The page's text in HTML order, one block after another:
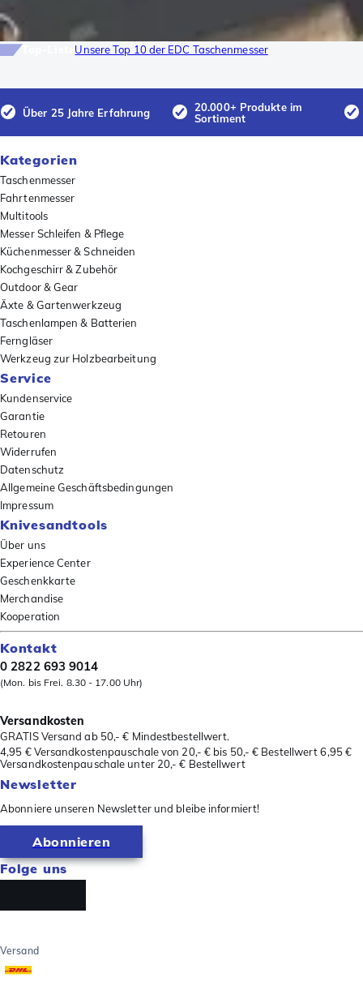
Unsere Top 10 der EDC Taschenmesser
Über 25 Jahre Erfahrung
20.000+ Produkte im
Sortiment
Kategorien
Taschenmesser
Fahrtenmesser
Multitools
Messer Schleifen & Pflege
Küchenmesser & Schneiden
Kochgeschirr & Zubehör
Outdoor & Gear
Äxte & Gartenwerkzeug
Taschenlampen & Batterien
Ferngläser
Werkzeug zur Holzbearbeitung
Service
Kundenservice
Garantie
Retouren
Widerrufen
Datenschutz
Allgemeine Geschäftsbedingungen
Impressum
Knivesandtools
Über uns
Experience Center
Geschenkkarte
Merchandise
Kooperation
Kontakt
0 2822 693 9014
(Mon. bis Frei. 8.30 - 17.00 Uhr)
Versandkosten
GRATIS Versand ab 50,- € Mindestbestellwert.
4,95 € Versandkostenpauschale von 20,- € bis 50,- € Bestellwert 6,95 €
Versandkostenpauschale unter 20,- € Bestellwert
Newsletter
Abonniere unseren Newsletter und bleibe informiert!
Abonnieren
Folge uns
Versand